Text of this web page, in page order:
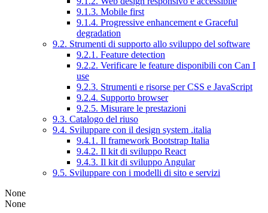
9.1.3. Mobile first
9.1.4. Progressive enhancement e Graceful
degradation
9.2. Strumenti di supporto allo sviluppo del software
9.2.1. Feature detection
9.2.2. Verificare le feature disponibili con Can I
use
9.2.3. Strumenti e risorse per CSS e JavaScript
9.2.4. Supporto browser
9.2.5. Misurare le prestazioni
9.3. Catalogo del riuso
9.4. Sviluppare con il design system .italia
9.4.1. Il framework Bootstrap Italia
9.4.2. Il kit di sviluppo React
9.4.3. Il kit di sviluppo Angular
9.5. Sviluppare con i modelli di sito e servizi
None
None